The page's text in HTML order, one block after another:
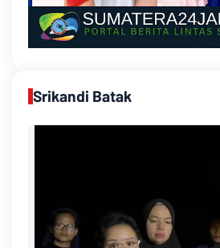
Srikandi Batak